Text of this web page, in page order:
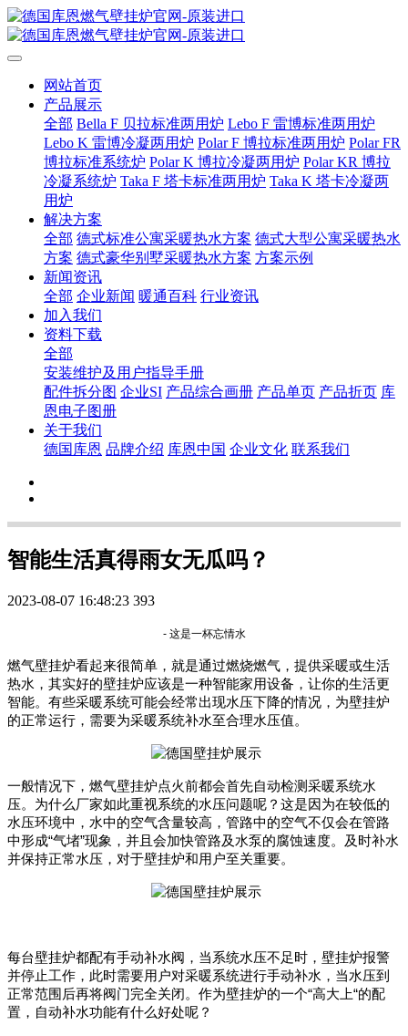
网站首页
产品展示
全部 Bella F 贝拉标准两用炉 Lebo F 雷博标准两用炉
Lebo K 雷博冷凝两用炉 Polar F 博拉标准两用炉 Polar FR
博拉标准系统炉 Polar K 博拉冷凝两用炉 Polar KR 博拉
冷凝系统炉 Taka F 塔卡标准两用炉 Taka K 塔卡冷凝两
用炉
解决方案
全部 德式标准公寓采暖热水方案 德式大型公寓采暖热水
方案 德式豪华别墅采暖热水方案 方案示例
新闻资讯
全部 企业新闻 暖通百科 行业资讯
加入我们
资料下载
全部
安装维护及用户指导手册
配件拆分图 企业SI 产品综合画册 产品单页 产品折页 库
恩电子图册
关于我们
德国库恩 品牌介绍 库恩中国 企业文化 联系我们
智能生活真得雨女无瓜吗？
2023-08-07 16:48:23 393
- 这是一杯忘情水
燃气壁挂炉看起来很简单，就是通过燃烧燃气，提供采暖或生活
热水，其实好的壁挂炉应该是一种智能家用设备，让你的生活更
智能。有些采暖系统可能会经常出现水压下降的情况，为壁挂炉
的正常运行，需要为采暖系统补水至合理水压值。
一般情况下，燃气壁挂炉点火前都会首先自动检测采暖系统水
压。为什么厂家如此重视系统的水压问题呢？这是因为在较低的
水压环境中，水中的空气含量较高，管路中的空气不仅会在管路
中形成“气堵”现象，并且会加快管路及水泵的腐蚀速度。及时补水
并保持正常水压，对于壁挂炉和用户至关重要。
每台壁挂炉都配有手动补水阀，当系统水压不足时，壁挂炉报警
并停止工作，此时需要用户对采暖系统进行手动补水，当水压到
正常范围后再将阀门完全关闭。作为壁挂炉的一个“高大上“的配
置，自动补水功能有什么好处呢？